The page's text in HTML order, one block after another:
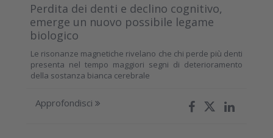
Perdita dei denti e declino cognitivo,
emerge un nuovo possibile legame
biologico
Le risonanze magnetiche rivelano che chi perde più denti
presenta nel tempo maggiori segni di deterioramento
della sostanza bianca cerebrale
Approfondisci